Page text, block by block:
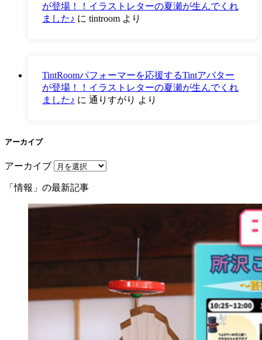
が登場！！イラストレターの夏瀬が生んでくれ
ました♪ に tintroom より
TintRoomパフォーマーを応援するTintアバター
が登場！！イラストレターの夏瀬が生んでくれ
ました♪ に 通りすがり より
アーカイブ
アーカイブ
「情報」の最新記事